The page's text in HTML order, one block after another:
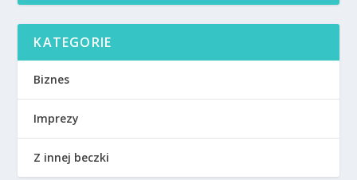
KATEGORIE
Biznes
Imprezy
Z innej beczki